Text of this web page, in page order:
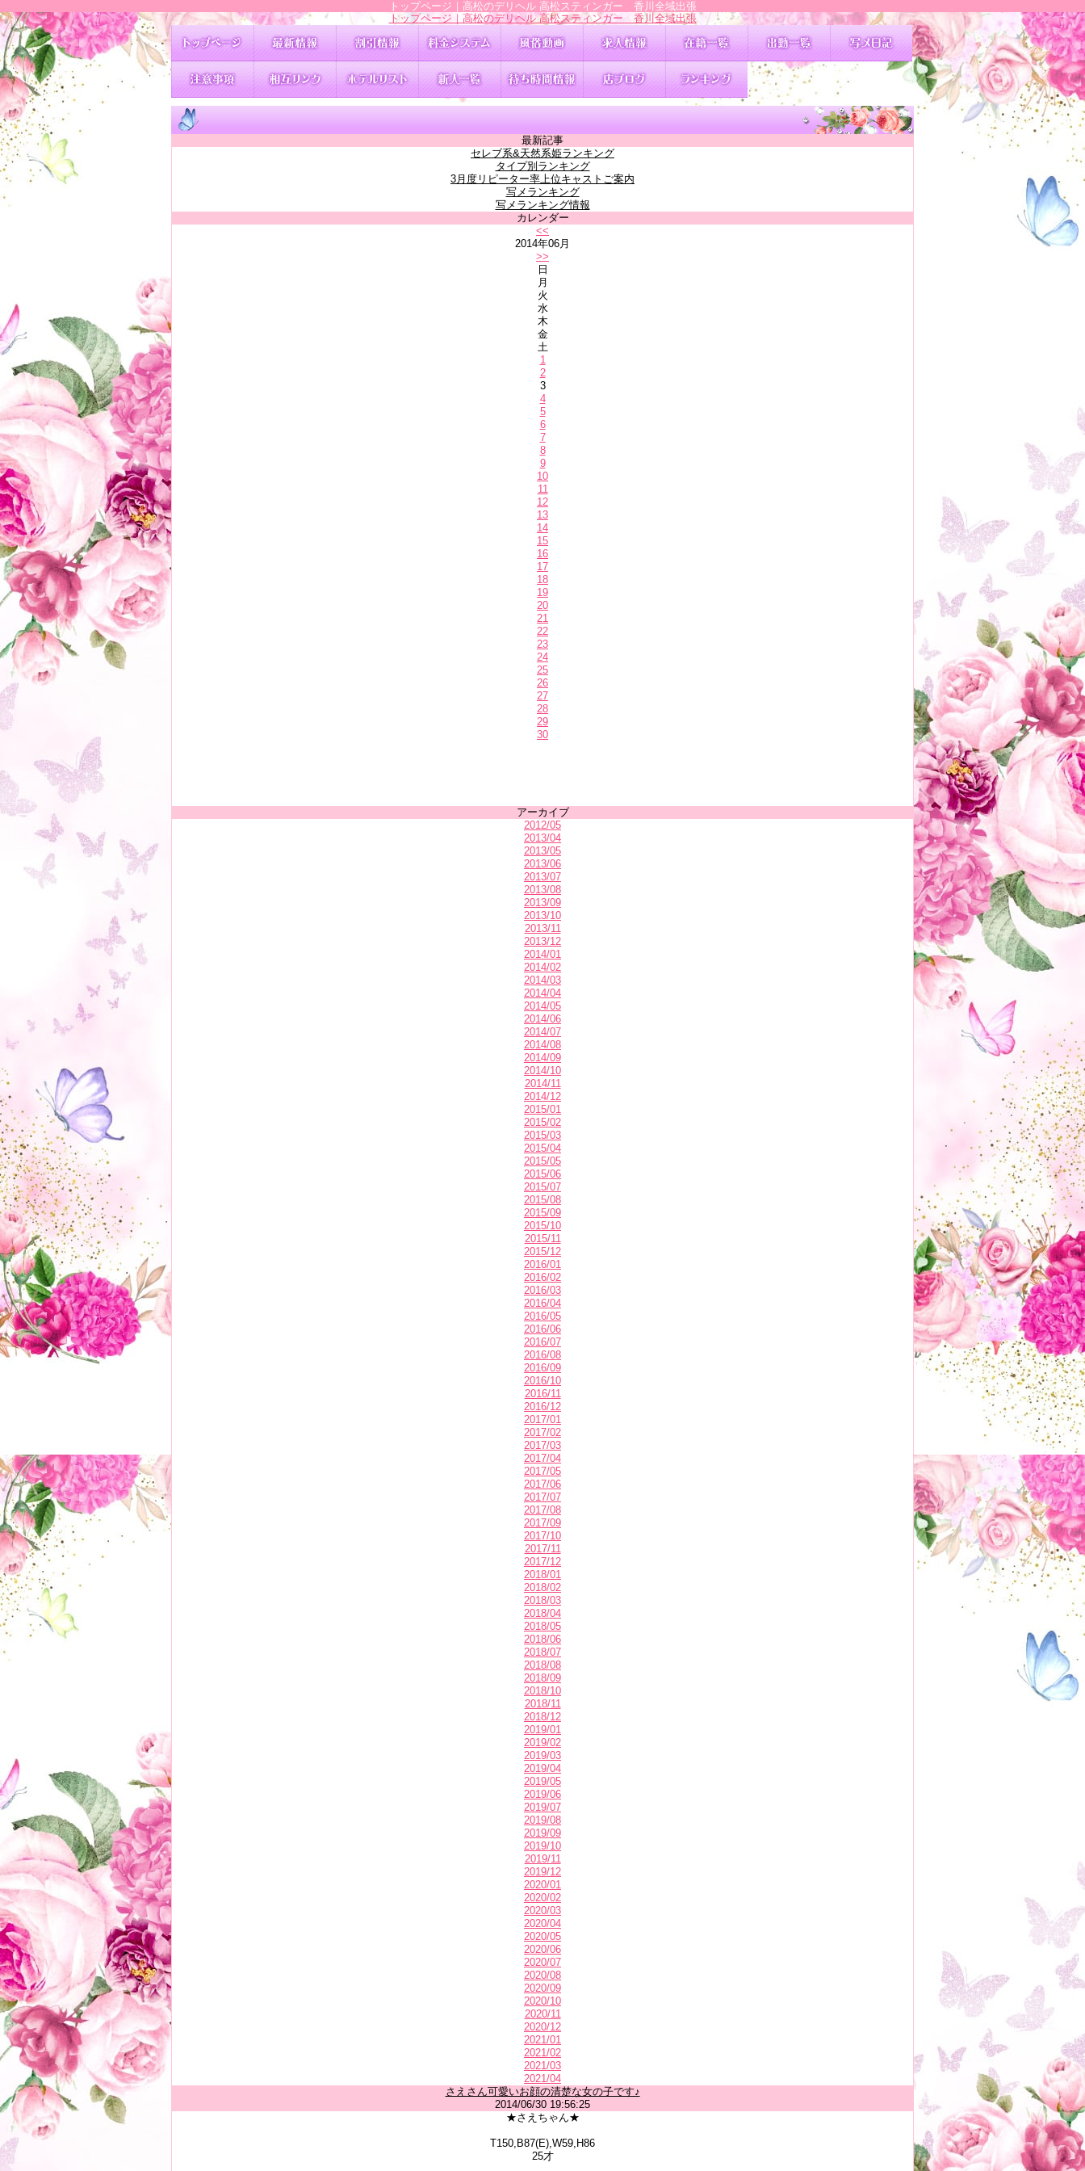
トップページ｜高松のデリヘル 高松スティンガー 香川全域出張
トップページ｜高松のデリヘル 高松スティンガー 香川全域出張
最新記事
セレブ系&天然系姫ランキング
タイプ別ランキング
3月度リピーター率上位キャストご案内
写メランキング
写メランキング情報
カレンダー
<<
2014年06月
>>
日
月
火
水
木
金
土
1
2
3
4
5
6
7
8
9
10
11
12
13
14
15
16
17
18
19
20
21
22
23
24
25
26
27
28
29
30
アーカイブ
2012/05
2013/04
2013/05
2013/06
2013/07
2013/08
2013/09
2013/10
2013/11
2013/12
2014/01
2014/02
2014/03
2014/04
2014/05
2014/06
2014/07
2014/08
2014/09
2014/10
2014/11
2014/12
2015/01
2015/02
2015/03
2015/04
2015/05
2015/06
2015/07
2015/08
2015/09
2015/10
2015/11
2015/12
2016/01
2016/02
2016/03
2016/04
2016/05
2016/06
2016/07
2016/08
2016/09
2016/10
2016/11
2016/12
2017/01
2017/02
2017/03
2017/04
2017/05
2017/06
2017/07
2017/08
2017/09
2017/10
2017/11
2017/12
2018/01
2018/02
2018/03
2018/04
2018/05
2018/06
2018/07
2018/08
2018/09
2018/10
2018/11
2018/12
2019/01
2019/02
2019/03
2019/04
2019/05
2019/06
2019/07
2019/08
2019/09
2019/10
2019/11
2019/12
2020/01
2020/02
2020/03
2020/04
2020/05
2020/06
2020/07
2020/08
2020/09
2020/10
2020/11
2020/12
2021/01
2021/02
2021/03
2021/04
さえさん可愛いお顔の清楚な女の子です♪
2014/06/30 19:56:25
★さえちゃん★
T150,B87(E),W59,H86
25才